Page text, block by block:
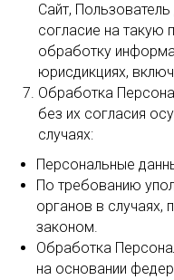
Сайт,
согласие на такую
обработку
юрисдикциях,
Обработка
без их согласия
случаях:
Персональные
По требованию
органов в
законом.
Обработка
на основании